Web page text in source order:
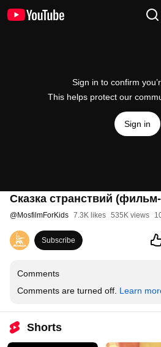
Sign in to confirm
This helps protect our
Sign in
Сказка странствий
@MosfilmForKids 7.3K likes 535K views
Subscribe
Comments
Comments are turned off. Learn
Shorts